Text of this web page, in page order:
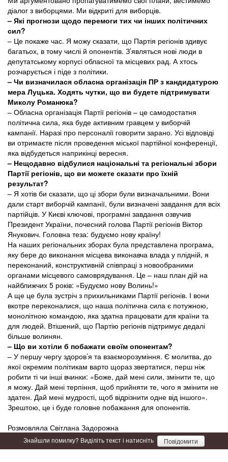
діалог з виборцями. Ми відкриті для виборців.
– Які прогнози щодо перемоги тих чи інших політичних
сил?
– Це покаже час. Я можу сказати, що Партія регіонів здивує
багатьох, в тому числі й опонентів. З’являться нові люди в
депутатському корпусі обласної та місцевих рад. А хтось
розчарується і піде з політики.
– Чи визначилася обласна організація ПР з кандидатурою
мера Луцька. Ходять чутки, що ви будете підтримувати
Миколу Романюка?
– Обласна організація Партії регіонів – це самодостатня
політична сила, яка буде активним гравцем у виборчій
кампанії. Наразі про персоналії говорити зарано. Усі відповіді
ви отримаєте після проведення міської партійної конференції,
яка відбудеться наприкінці вересня.
– Нещодавно відбулися національні та регіональні збори
Партії регіонів, що ви можете сказати про їхній
результат?
– Я хотів би сказати, що ці збори були визначальними. Вони
дали старт виборчій кампанії, були визначені завдання для всіх
партійців. У Києві ключові, програмні завдання озвучив
Президент України, почесний голова Партії регіонів Віктор
Янукович. Головна теза: будуємо нову країну!
На наших регіональних зборах була представлена програма,
яку бере до виконання місцева виконавча влада у плідній, я
переконаний, конструктивній співпраці з новообраними
органами місцевого самоврядування. Це – наш план дій на
найближчих 5 років: «Будуємо нову Волинь!»
А ще це була зустріч з прихильниками Партії регіонів. І вони
вкотре переконалися, що наша політична сила є потужною,
монолітною командою, яка здатна працювати для країни та
для людей. Втішений, що Партію регіонів підтримує дедалі
більше волинян.
– Що ви хотіли б побажати своїм опонентам?
– У першу чергу здоров’я та взаєморозуміння. Є молитва, до
якої окремим політикам варто щораз звертатися, перш ніж
робити ті чи інші вчинки: «Боже, дай мені сили, змінити те, що
я можу. Дай мені терпіння, щоб прийняти те, чого я змінити не
здатен. Дай мені мудрості, щоб відрізнити одне від іншого».
Зрештою, це і буде головне побажання для опонентів.
Розмовляла Світлана Задорожна
Знайшли помилку? Виділіть текст і натисніть Повідомити